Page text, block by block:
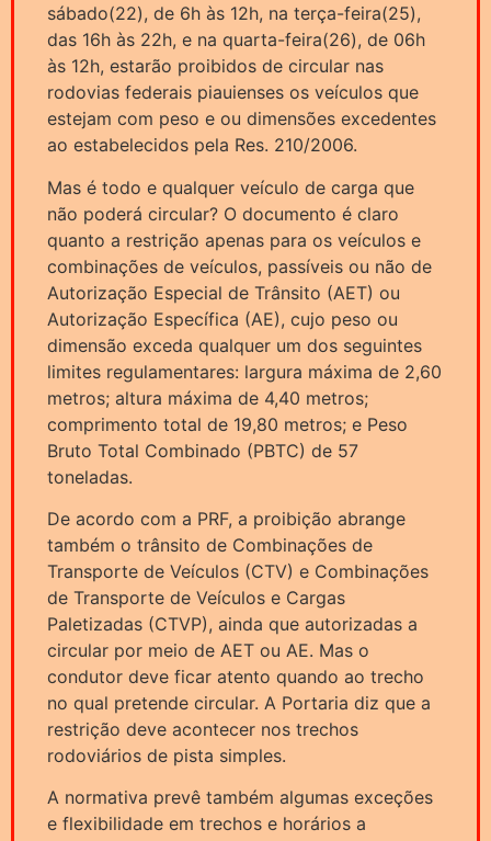
sábado(22), de 6h às 12h, na terça-feira(25),
das 16h às 22h, e na quarta-feira(26), de 06h
às 12h, estarão proibidos de circular nas
rodovias federais piauienses os veículos que
estejam com peso e ou dimensões excedentes
ao estabelecidos pela Res. 210/2006.
Mas é todo e qualquer veículo de carga que
não poderá circular? O documento é claro
quanto a restrição apenas para os veículos e
combinações de veículos, passíveis ou não de
Autorização Especial de Trânsito (AET) ou
Autorização Específica (AE), cujo peso ou
dimensão exceda qualquer um dos seguintes
limites regulamentares: largura máxima de 2,60
metros; altura máxima de 4,40 metros;
comprimento total de 19,80 metros; e Peso
Bruto Total Combinado (PBTC) de 57
toneladas.
De acordo com a PRF, a proibição abrange
também o trânsito de Combinações de
Transporte de Veículos (CTV) e Combinações
de Transporte de Veículos e Cargas
Paletizadas (CTVP), ainda que autorizadas a
circular por meio de AET ou AE. Mas o
condutor deve ficar atento quando ao trecho
no qual pretende circular. A Portaria diz que a
restrição deve acontecer nos trechos
rodoviários de pista simples.
A normativa prevê também algumas exceções
e flexibilidade em trechos e horários a